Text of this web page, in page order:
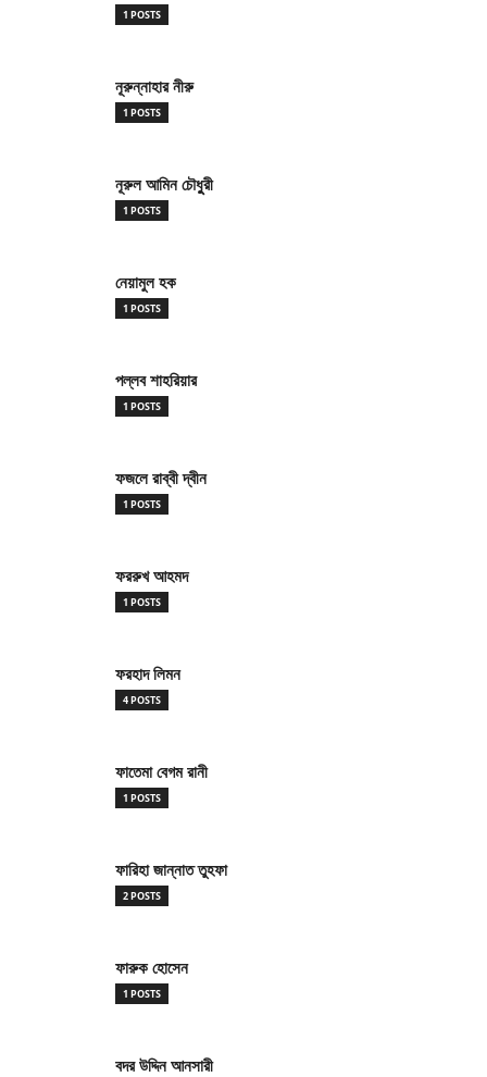
1 POSTS
নূরুন্নাহার নীরু
1 POSTS
নূরুল আমিন চৌধুুরী
1 POSTS
নেয়ামুল হক
1 POSTS
পল্লব শাহরিয়ার
1 POSTS
ফজলে রাব্বী দ্বীন
1 POSTS
ফররুখ আহমদ
1 POSTS
ফরহাদ লিমন
4 POSTS
ফাতেমা বেগম রানী
1 POSTS
ফারিহা জান্নাত তুহফা
2 POSTS
ফারুক হোসেন
1 POSTS
বদর উদ্দিন আনসারী